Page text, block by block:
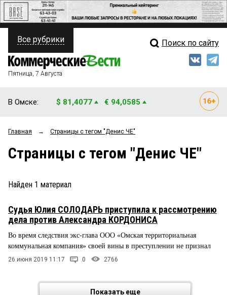
ПОЛИТИКА
ФИНАНСЫ
ОБЩЕСТВО
ЗАКОН
НОВОСТИ КОМПАНИЙ
СТИЛЬ ЖИЗНИ
Свежий выпуск
Мнения
Рейтинги
Все рубрики Поиск по сайту
Пятница, 7 Августа
В Омске: $ 81,4077 € 94,0585
Главная → Страницы c тегом "Денис ЧЕ"
Страницы c тегом "Денис ЧЕ"
Найден 1 материал
Судья Юлия СОЛОДАРЬ приступила к рассмотрению
дела против Александра КОРДОНИСА
Во время следствия экс-глава ООО «Омская территориальная
коммунальная компания» своей вины в преступлении не признал
26 июня 2019 11:17 0 2766
Показать еще